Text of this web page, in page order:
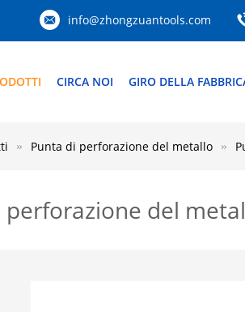
info@zhongzuantools.com
CIRCA NOI GIRO DELLA
Punta di perforazione del metallo
perforazione del